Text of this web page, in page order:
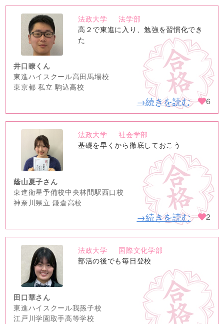
no
image
法政大学
法学部
高２で東進に入り、勉強を習慣化でき
た
井口瞭くん
東進ハイスクール高田馬場校
東京都 私立 駒込高校
→続きを読む 6
no
image
法政大学
社会学部
基礎を早くから徹底しておこう
蔭山夏子さん
東進衛星予備校中央林間駅西口校
神奈川県立 鎌倉高校
→続きを読む 2
no
image
法政大学
国際文化学部
部活の後でも毎日登校
田口華さん
東進ハイスクール我孫子校
江戸川学園取手高等学校